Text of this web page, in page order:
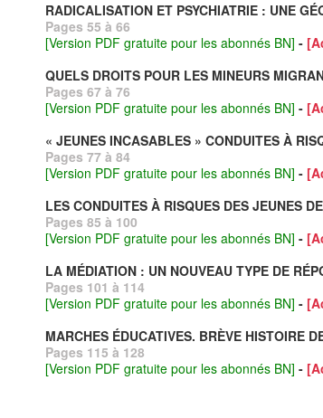
RADICALISATION ET PSYCHIATRIE : UNE
Pages 55 à 66
[Version PDF gratuite pour les abonnés BN] -
QUELS DROITS POUR LES MINEURS
Pages 67 à 76
[Version PDF gratuite pour les abonnés BN] -
« JEUNES INCASABLES » CONDUITES À
Pages 77 à 84
[Version PDF gratuite pour les abonnés BN] -
LES CONDUITES À RISQUES DES JEUNES
Pages 85 à 100
[Version PDF gratuite pour les abonnés BN] -
LA MÉDIATION : UN NOUVEAU TYPE DE
Pages 101 à 114
[Version PDF gratuite pour les abonnés BN] -
MARCHES ÉDUCATIVES. BRÈVE HISTOIRE
Pages 115 à 128
[Version PDF gratuite pour les abonnés BN] -